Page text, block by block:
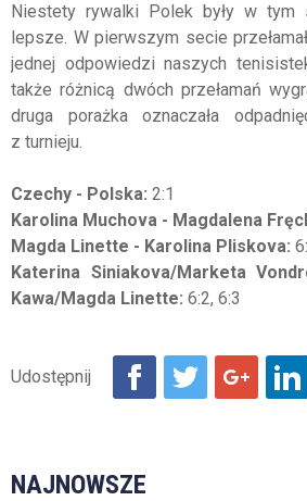
Niestety rywalki Polek były w tym
lepsze. W pierwszym secie
jednej odpowiedzi naszych
także różnicą dwóch przełamań
druga porażka oznaczała
z turnieju.
Czechy - Polska: 2:1
Karolina Muchova - Magdalena
Magda Linette - Karolina Pliskova:
Katerina Siniakova/Marketa
Kawa/Magda Linette: 6:2, 6:3
NAJNOWSZE